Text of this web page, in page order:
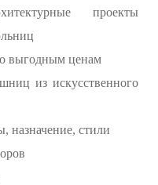
проекты
выгодным ценам
из искусственного
назначение, стили